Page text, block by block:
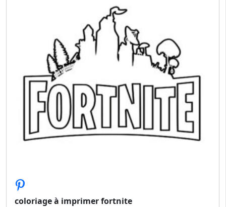
coloriage à imprimer fortnite